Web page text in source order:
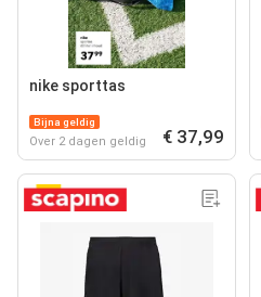
nike sporttas
Bijna geldig
Over 2 dagen geldig € 37,99